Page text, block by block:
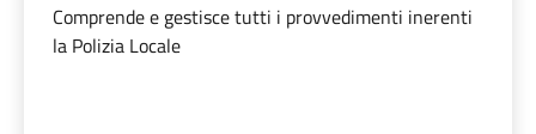
Comprende e gestisce tutti i provvedimenti inerenti
la Polizia Locale